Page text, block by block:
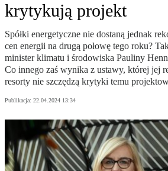
krytykują projekt
Spółki energetyczne nie dostaną jednak
cen energii na drugą połowę tego roku?
minister klimatu i środowiska Pauliny
Co innego zaś wynika z ustawy, której jej
resorty nie szczędzą krytyki temu
Publikacja: 22.04.2024 13:34